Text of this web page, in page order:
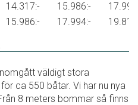
14.317:- 15.986:-
15.986:- 17.994:-
väldigt stora
ca 550 båtar. Vi har nu nya
8 meters bommar så finns